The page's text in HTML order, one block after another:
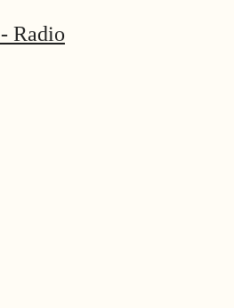
Radio